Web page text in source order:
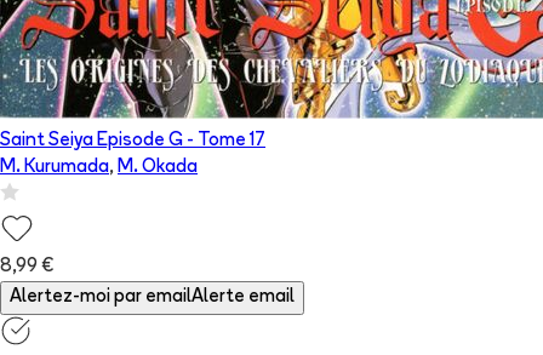
Saint Seiya Episode G - Tome 17
M. Kurumada, M. Okada
8,99 €
Alertez-moi par emailAlerte email